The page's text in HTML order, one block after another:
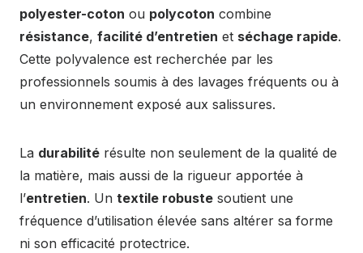
polyester-coton ou polycoton combine
résistance, facilité d’entretien et séchage rapide.
Cette polyvalence est recherchée par les
professionnels soumis à des lavages fréquents ou à
un environnement exposé aux salissures.
La durabilité résulte non seulement de la qualité de
la matière, mais aussi de la rigueur apportée à
l’entretien. Un textile robuste soutient une
fréquence d’utilisation élevée sans altérer sa forme
ni son efficacité protectrice.